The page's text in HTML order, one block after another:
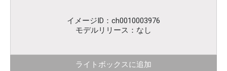
イメージID：ch0010003976
モデルリリース：なし
ライトボックスに追加